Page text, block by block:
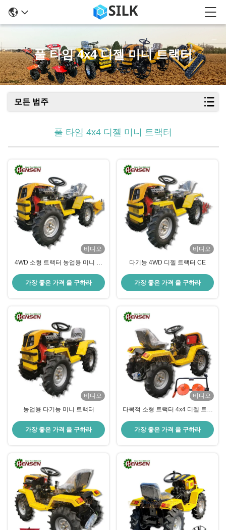
풀 타임 4x4 디젤 미니 트랙터
모든 범주
풀 타임 4x4 디젤 미니 트랙터
비디오
4WD 소형 트랙터 농업용 미니 트
가장 좋은 가격 을 구하라
비디오
다기능 4WD 디젤 트랙터 CE
가장 좋은 가격 을 구하라
비디오
농업용 다기능 미니 트랙터
가장 좋은 가격 을 구하라
비디오
다목적 소형 트랙터 4x4 디젤 트랙
가장 좋은 가격 을 구하라